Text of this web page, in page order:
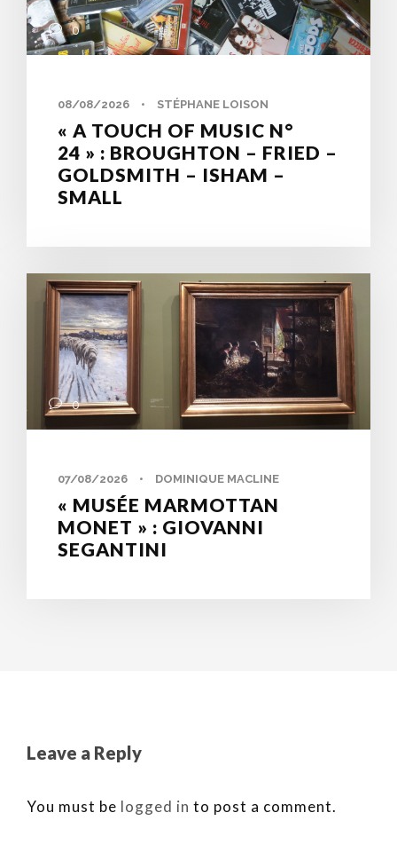
0
08/08/2026 • STÉPHANE LOISON
« A TOUCH OF MUSIC N°
24 » : BROUGHTON – FRIED –
GOLDSMITH – ISHAM –
SMALL
0
07/08/2026 • DOMINIQUE MACLINE
« MUSÉE MARMOTTAN
MONET » : GIOVANNI
SEGANTINI
Leave a Reply
You must be logged in to post a comment.